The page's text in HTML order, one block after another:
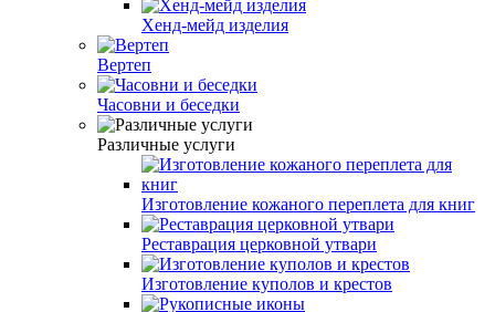
Хенд-мейд изделия
Вертеп
Часовни и беседки
Различные услуги
Изготовление кожаного переплета для книг
Реставрация церковной утвари
Изготовление куполов и крестов